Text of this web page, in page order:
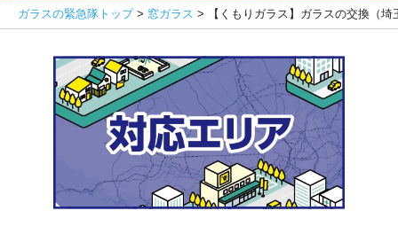
ガラスの緊急隊トップ> 窓ガラス > 【くもりガラス】ガラスの交換（埼